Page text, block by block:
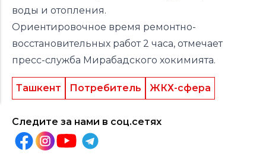
воды и отопления.
Ориентировочное время ремонтно-
восстановительных работ 2 часа, отмечает
пресс-служба Мирабадского хокимията.
Ташкент Потребитель ЖКХ-сфера
Следите за нами в соц.сетях